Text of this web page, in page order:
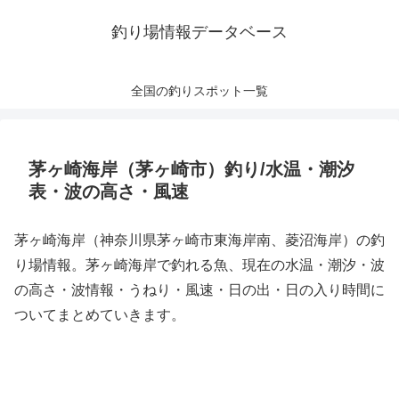
釣り場情報データベース
全国の釣りスポット一覧
茅ヶ崎海岸（茅ヶ崎市）釣り/水温・潮汐
表・波の高さ・風速
茅ヶ崎海岸（神奈川県茅ヶ崎市東海岸南、菱沼海岸）の釣
り場情報。茅ヶ崎海岸で釣れる魚、現在の水温・潮汐・波
の高さ・波情報・うねり・風速・日の出・日の入り時間に
ついてまとめていきます。